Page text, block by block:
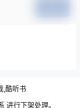
,酷听书
进行下架处理。